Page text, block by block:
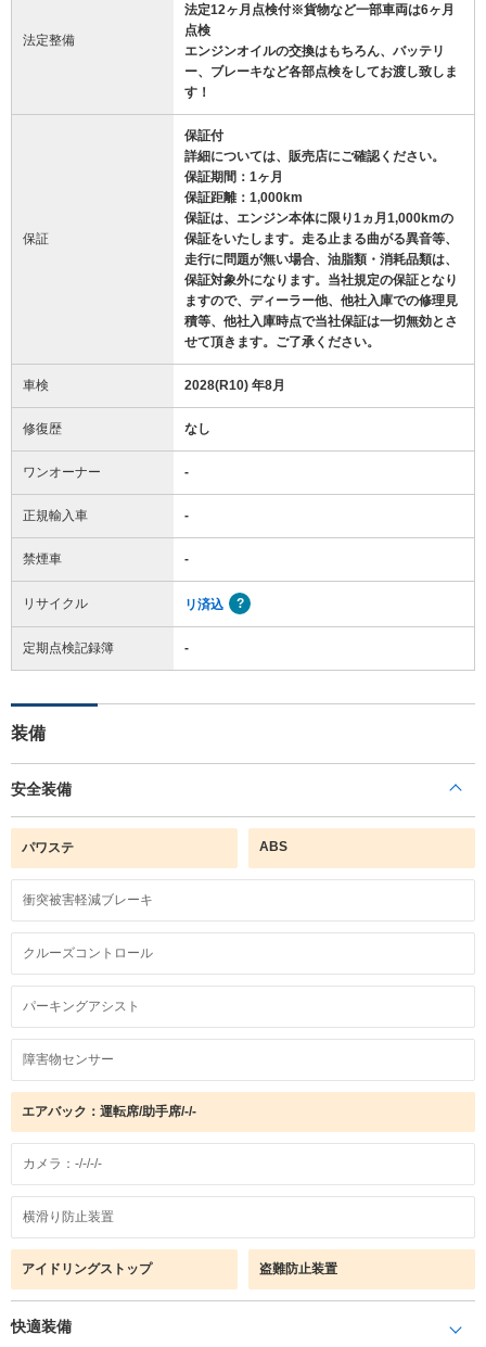
法定整備
法定12ヶ月点検付※貨物など一部車両は6ヶ月
点検
エンジンオイルの交換はもちろん、バッテリ
ー、ブレーキなど各部点検をしてお渡し致しま
す！
保証
保証付
詳細については、販売店にご確認ください。
保証期間：1ヶ月
保証距離：1,000km
保証は、エンジン本体に限り1ヵ月1,000kmの
保証をいたします。走る止まる曲がる異音等、
走行に問題が無い場合、油脂類・消耗品類は、
保証対象外になります。当社規定の保証となり
ますので、ディーラー他、他社入庫での修理見
積等、他社入庫時点で当社保証は一切無効とさ
せて頂きます。ご了承ください。
車検 2028(R10) 年8月
修復歴 なし
ワンオーナー -
正規輸入車 -
禁煙車 -
リサイクル リ済込
定期点検記録簿 -
装備
安全装備
パワステ ABS
衝突被害軽減ブレーキ
クルーズコントロール
パーキングアシスト
障害物センサー
エアバック：運転席/助手席/-/-
カメラ：-/-/-/-
横滑り防止装置
アイドリングストップ 盗難防止装置
快適装備